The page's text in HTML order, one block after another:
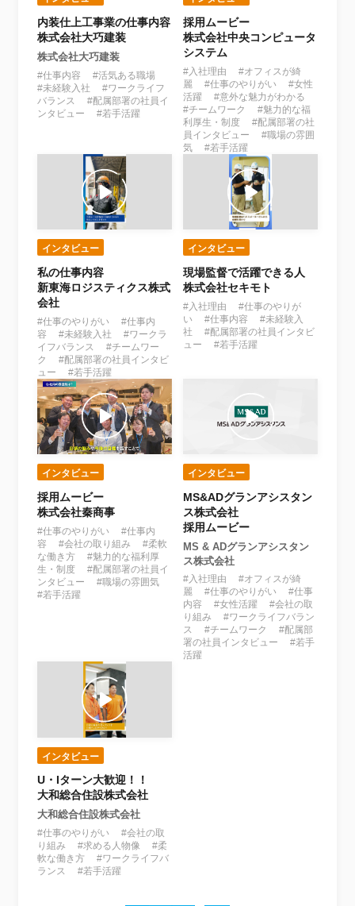
内装仕上工事業の仕事内容
株式会社大巧建装
株式会社大巧建装
#仕事内容 #活気ある職場
#未経験入社 #ワークライフ
バランス #配属部署の社員イ
ンタビュー #若手活躍
採用ムービー
株式会社中央コンピュータ
システム
#入社理由 #オフィスが綺
麗 #仕事のやりがい #女性
活躍 #意外な魅力がわかる
#チームワーク #魅力的な福
利厚生・制度 #配属部署の社
員インタビュー #職場の雰囲
気 #若手活躍
インタビュー
私の仕事内容
新東海ロジスティクス株式
会社
#仕事のやりがい #仕事内
容 #未経験入社 #ワークラ
イフバランス #チームワー
ク #配属部署の社員インタビ
ュー #若手活躍
インタビュー
現場監督で活躍できる人
株式会社セキモト
#入社理由 #仕事のやりが
い #仕事内容 #未経験入
社 #配属部署の社員インタビ
ュー #若手活躍
インタビュー
採用ムービー
株式会社秦商事
#仕事のやりがい #仕事内
容 #会社の取り組み #柔軟
な働き方 #魅力的な福利厚
生・制度 #配属部署の社員イ
ンタビュー #職場の雰囲気
#若手活躍
インタビュー
MS&ADグランアシスタン
ス株式会社
採用ムービー
MS & ADグランアシスタン
ス株式会社
#入社理由 #オフィスが綺
麗 #仕事のやりがい #仕事
内容 #女性活躍 #会社の取
り組み #ワークライフバラン
ス #チームワーク #配属部
署の社員インタビュー #若手
活躍
インタビュー
U・Iターン大歓迎！！
大和総合住設株式会社
大和総合住設株式会社
#仕事のやりがい #会社の取
り組み #求める人物像 #柔
軟な働き方 #ワークライフバ
ランス #若手活躍